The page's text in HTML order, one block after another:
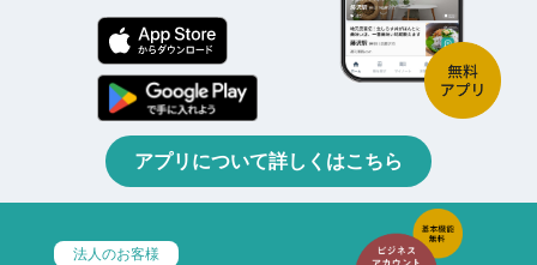
アプリについて詳しくはこちら
法人のお客様